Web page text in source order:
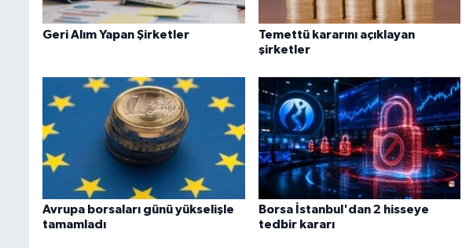
Geri Alım Yapan Şirketler
Temettü kararını açıklayan
şirketler
Avrupa borsaları günü yükselişle
tamamladı
Borsa İstanbul'dan 2 hisseye
tedbir kararı